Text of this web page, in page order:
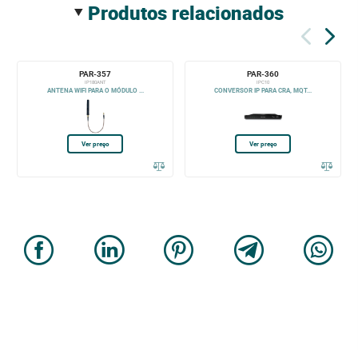
produtos relacionados
PAR-357
IP180ANT
ANTENA WIFI PARA O MÓDULO ...
Ver preço
PAR-360
IPC10
CONVERSOR IP PARA CRA, MQT...
Ver preço